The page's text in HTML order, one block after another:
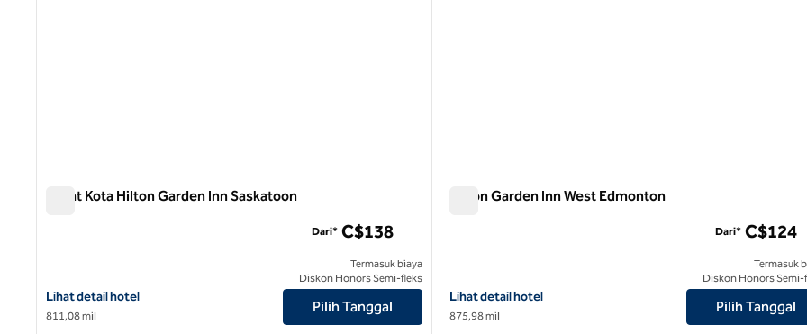
Pusat Kota Hilton Garden Inn Saskatoon
Lihat detail hotel untuk Hilton Garden Inn Saskatoon Downtown
Lihat detail hotel
811,08 mil
Dari* C$138
Termasuk biaya
Diskon Honors Semi-fleks
Pilih Tanggal
Hilton Garden Inn West Edmonton
Lihat detail hotel untuk Hilton Garden Inn West Edmonton
Lihat detail hotel
875,98 mil
Dari* C$124
Termasuk
Diskon Honors Semi-
Pilih Tanggal